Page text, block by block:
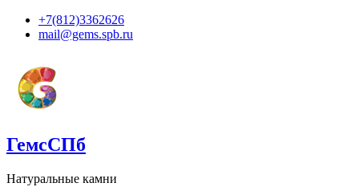
+7(812)3362626
mail@gems.spb.ru
ГемсСПб
Натуральные камни